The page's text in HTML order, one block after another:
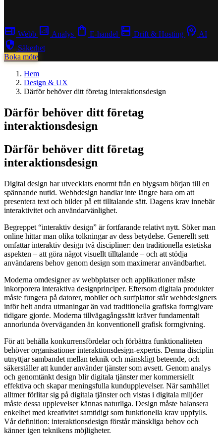
web Webb analytics Analys shopping_bag E-handel dns Drift & Hosting psychology AI
security Säkerhet
Boka möte
Hem
Design & UX
Därför behöver ditt företag interaktionsdesign
Därför behöver ditt företag
interaktionsdesign
Därför behöver ditt företag
interaktionsdesign
Digital design har utvecklats enormt från en blygsam början till en
spännande nutid. Webbdesign handlar inte längre bara om att
presentera text och bilder på ett tilltalande sätt. Dagens krav innebär
interaktivitet och användarvänlighet.
Begreppet “interaktiv design” är fortfarande relativt nytt. Söker man
online hittar man olika tolkningar av dess betydelse. Generellt sett
omfattar interaktiv design två discipliner: den traditionella estetiska
aspekten – att göra något visuellt tilltalande – och att stödja
användarens behov genom design som maximerar användbarhet.
Moderna omdesigner av webbplatser och applikationer måste
inkorporera interaktiva designprinciper. Eftersom digitala produkter
måste fungera på datorer, mobiler och surfplattor står webbdesigners
inför helt andra utmaningar än vad traditionella grafiska formgivare
tidigare gjorde. Moderna tillvägagångssätt kräver fundamentalt
annorlunda överväganden än konventionell grafisk formgivning.
För att behålla konkurrensfördelar och förbättra funktionaliteten
behöver organisationer interaktionsdesign-expertis. Denna disciplin
utnyttjar sambandet mellan teknik och mänskligt beteende, och
säkerställer att kunder använder tjänster som avsett. Genom analys
och genomtänkt design blir digitala tjänster mer kommersiellt
effektiva och skapar meningsfulla kundupplevelser. När samhället
alltmer förlitar sig på digitala tjänster och vistas i digitala miljöer
måste dessa upplevelser kännas naturliga. Design måste balansera
enkelhet med kreativitet samtidigt som funktionella krav uppfylls.
Vår definition: interaktionsdesign förstår mänskliga behov och
känner igen teknikens möjligheter.